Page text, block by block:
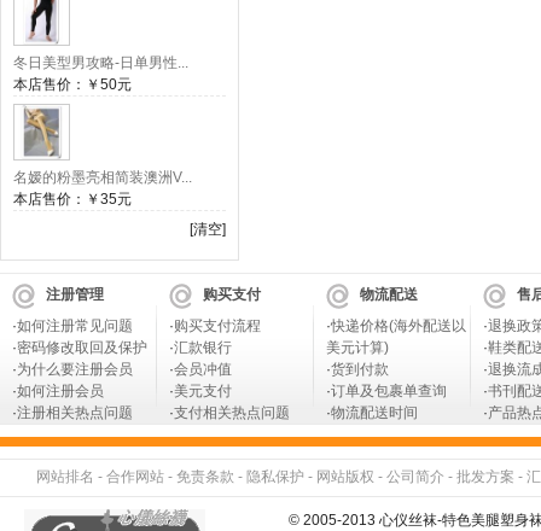
冬日美型男攻略-日单男性...
本店售价： ￥50元
名嫒的粉墨亮相简装澳洲V...
本店售价： ￥35元
[清空]
注册管理
·如何注册常见问题
·密码修改取回及保护
·为什么要注册会员
·如何注册会员
·注册相关热点问题
购买支付
·购买支付流程
·汇款银行
·会员冲值
·美元支付
·支付相关热点问题
物流配送
·快递价格(海外配送以
美元计算)
·货到付款
·订单及包裹单查询
·物流配送时间
售
·退换政
·鞋类配
·退换流
·书刊配
·产品热
网站排名 - 合作网站 - 免责条款 - 隐私保护 - 网站版权 - 公司简介 - 批发方案 -
© 2005-2013 心仪丝袜-特色美腿塑身